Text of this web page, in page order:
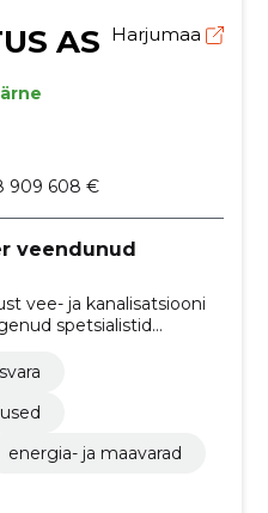
AS Harjumaa
909 608 €
veendunud
vee- ja kanalisatsiooni
spetsialistid
ning
nõuetele.
energia- ja maavarad